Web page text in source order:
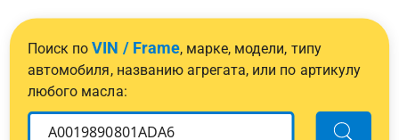
Поиск поVIN / Frame, марке, модели, типу
автомобиля, названию агрегата, или по артикулу
любого масла: